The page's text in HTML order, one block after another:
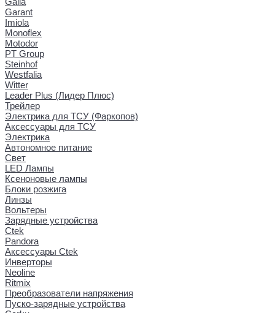
Garant
Imiola
Monoflex
Motodor
PT Group
Steinhof
Westfalia
Witter
Leader Plus (Лидер Плюс)
Трейлер
Электрика для ТСУ (Фаркопов)
Аксессуары для ТСУ
Электрика
Автономное питание
Свет
LED Лампы
Ксеноновые лампы
Блоки розжига
Линзы
Вольтеры
Зарядные устройства
Ctek
Pandora
Аксессуары Ctek
Инверторы
Neoline
Ritmix
Преобразователи напряжения
Пуско-зарядные устройства